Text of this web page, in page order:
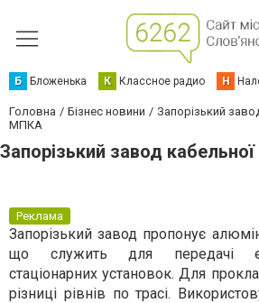
Б Бложенька К Классное радио Н
Головна Бізнес новини
Запорізький
МПКА
Запорізький завод
Реклама
Запорізький завод пропонує
що служить для передачі
стаціонарних установок. Для
різниці рівнів по трасі.